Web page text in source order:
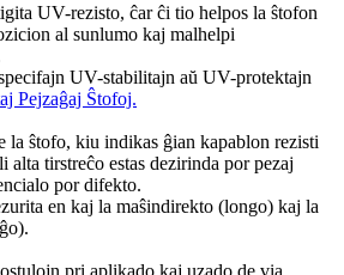
UV-rezisto, ĉar ĉi tio helpos la ŝtofon
al sunlumo kaj malhelpi
UV-stabilitajn aŭ UV-protektajn
Pejzaĝaj Ŝtofoj.
la ŝtofo, kiu indikas ĝian kapablon rezisti
alta tirstreĉo estas dezirinda por pezaj
por difekto.
en kaj la maŝindirekto (longo) kaj la
pri aplikado kaj uzado de via